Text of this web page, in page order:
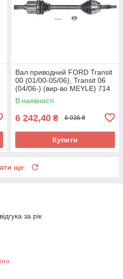
Вал приводний FORD Transit
00 (01/00-05/06), Transit 06
(04/06-) (вир-во MEYLE) 714
498 0056 UA58
В наявності
6 242,40 ₴ 6 936 ₴
Купити
ще
за рік